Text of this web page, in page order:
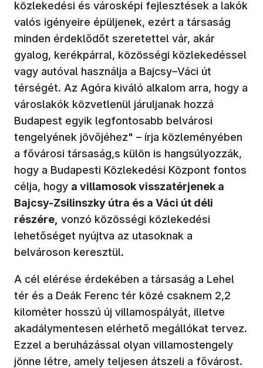
közlekedési és városképi fejlesztések a lakók
valós igényeire épüljenek, ezért a társaság
minden érdeklődőt szeretettel vár, akár
gyalog, kerékpárral, közösségi közlekedéssel
vagy autóval használja a Bajcsy–Váci út
térségét. Az Agóra kiváló alkalom arra, hogy a
városlakók közvetlenül járuljanak hozzá
Budapest egyik legfontosabb belvárosi
tengelyének jövőjéhez" – írja közleményében
a fővárosi társaság,s külön is hangsúlyozzák,
hogy a Budapesti Közlekedési Központ fontos
célja, hogy a villamosok visszatérjenek a
Bajcsy-Zsilinszky útra és a Váci út déli
részére, vonzó közösségi közlekedési
lehetőséget nyújtva az utasoknak a
belvároson keresztül.
A cél elérése érdekében a társaság a Lehel
tér és a Deák Ferenc tér közé csaknem 2,2
kilométer hosszú új villamospályát, illetve
akadálymentesen elérhető megállókat tervez.
Ezzel a beruházással olyan villamostengely
jönne létre, amely teljesen átszeli a fővárost.